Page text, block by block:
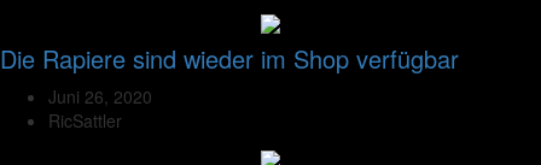
Die Rapiere sind wieder im Shop verfügbar
Juni 26, 2020
RicSattler